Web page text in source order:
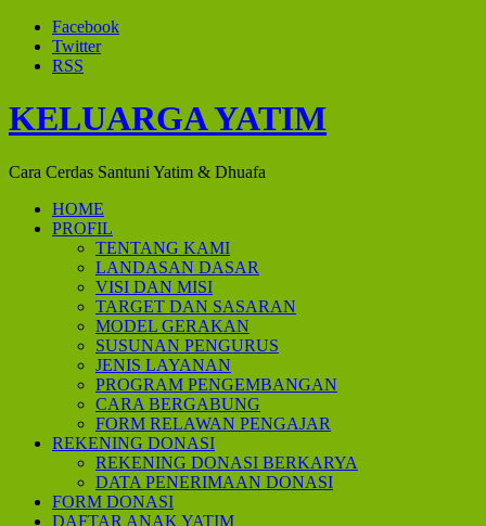
Facebook
Twitter
RSS
KELUARGA YATIM
Cara Cerdas Santuni Yatim & Dhuafa
HOME
PROFIL
TENTANG KAMI
LANDASAN DASAR
VISI DAN MISI
TARGET DAN SASARAN
MODEL GERAKAN
SUSUNAN PENGURUS
JENIS LAYANAN
PROGRAM PENGEMBANGAN
CARA BERGABUNG
FORM RELAWAN PENGAJAR
REKENING DONASI
REKENING DONASI BERKARYA
DATA PENERIMAAN DONASI
FORM DONASI
DAFTAR ANAK YATIM